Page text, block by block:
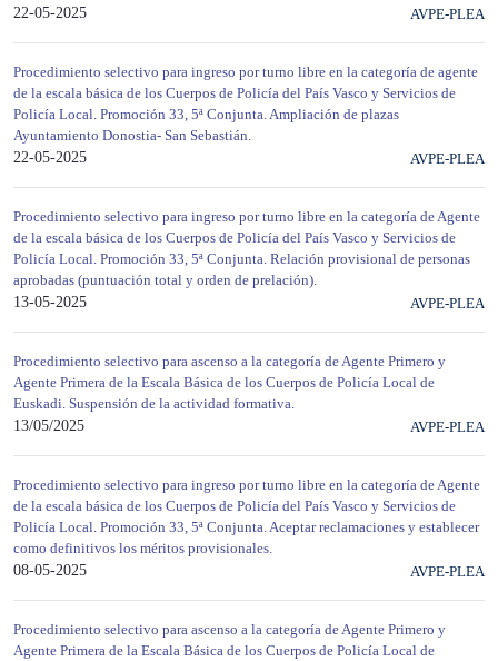
22-05-2025
AVPE-PLEA
Procedimiento selectivo para ingreso por turno libre en la categoría de agente
de la escala básica de los Cuerpos de Policía del País Vasco y Servicios de
Policía Local. Promoción 33, 5ª Conjunta. Ampliación de plazas
Ayuntamiento Donostia- San Sebastián.
22-05-2025
AVPE-PLEA
Procedimiento selectivo para ingreso por turno libre en la categoría de Agente
de la escala básica de los Cuerpos de Policía del País Vasco y Servicios de
Policía Local. Promoción 33, 5ª Conjunta. Relación provisional de personas
aprobadas (puntuación total y orden de prelación).
13-05-2025
AVPE-PLEA
Procedimiento selectivo para ascenso a la categoría de Agente Primero y
Agente Primera de la Escala Básica de los Cuerpos de Policía Local de
Euskadi. Suspensión de la actividad formativa.
13/05/2025
AVPE-PLEA
Procedimiento selectivo para ingreso por turno libre en la categoría de Agente
de la escala básica de los Cuerpos de Policía del País Vasco y Servicios de
Policía Local. Promoción 33, 5ª Conjunta. Aceptar reclamaciones y establecer
como definitivos los méritos provisionales.
08-05-2025
AVPE-PLEA
Procedimiento selectivo para ascenso a la categoría de Agente Primero y
Agente Primera de la Escala Básica de los Cuerpos de Policía Local de